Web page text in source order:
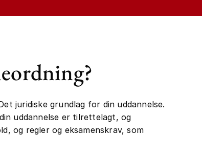
juridiske grundlag for din uddannelse.
uddannelse er tilrettelagt, og
og regler og eksamenskrav, som